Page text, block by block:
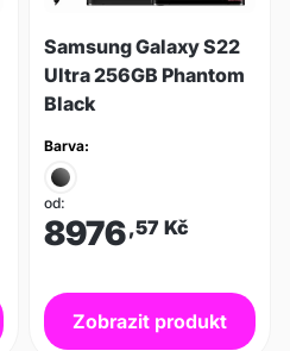
Samsung Galaxy S22
Ultra 256GB Phantom
Black
Barva:
od:
8976,57 Kč
Zobrazit produkt